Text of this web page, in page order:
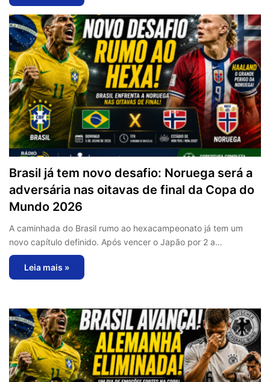
Brasil já tem novo desafio: Noruega será a
adversária nas oitavas de final da Copa do
Mundo 2026
A caminhada do Brasil rumo ao hexacampeonato já tem um
novo capítulo definido. Após vencer o Japão por 2 a…
Leia mais »